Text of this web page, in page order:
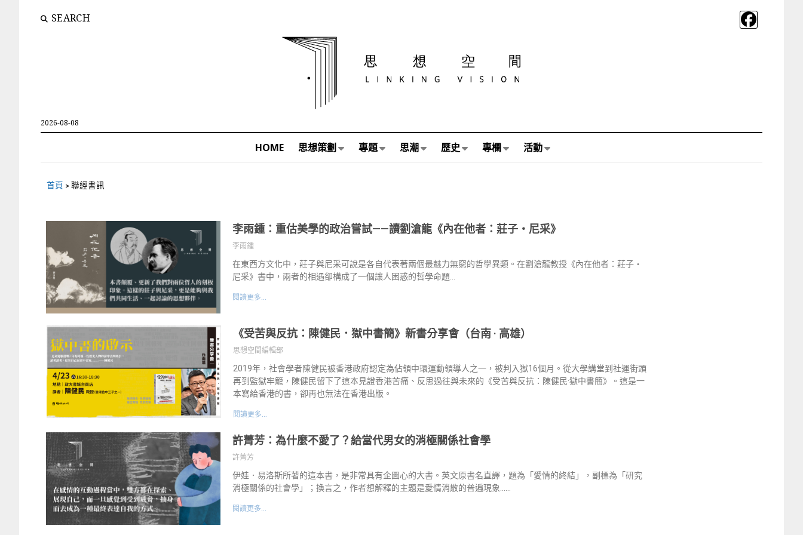
SEARCH
2026-08-08
HOME 思想策劃 專題 思潮 歷史 專欄 活動
首頁 >聯經書訊
李雨鍾：重估美學的政治嘗試——讀劉滄龍《內在他者：莊子・尼采》
李雨鍾
在東西方文化中，莊子與尼采可說是各自代表著兩個最魅力無窮的哲學異類。在劉滄龍教授《內在他者：莊子・
尼采》書中，兩者的相遇卻構成了一個讓人困惑的哲學命題…
閱讀更多...
《受苦與反抗：陳健民．獄中書簡》新書分享會（台南 · 高雄）
思想空間編輯部
2019年，社會學者陳健民被香港政府認定為佔領中環運動領導人之一，被判入獄16個月。從大學講堂到社運街頭
再到監獄牢籠，陳健民留下了這本見證香港苦痛、反思過往與未來的《受苦與反抗：陳健民·獄中書簡》。這是一
本寫給香港的書，卻再也無法在香港出版。
閱讀更多...
許菁芳：為什麼不愛了？給當代男女的消極關係社會學
許菁芳
伊娃．易洛斯所著的這本書，是非常具有企圖心的大書。英文原書名直譯，題為「愛情的終結」，副標為「研究
消極關係的社會學」；換言之，作者想解釋的主題是愛情消散的普遍現象……
閱讀更多...